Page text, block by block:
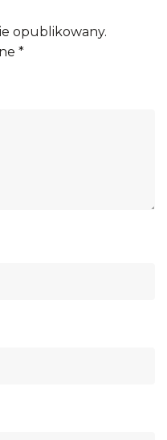
opublikowany.
*